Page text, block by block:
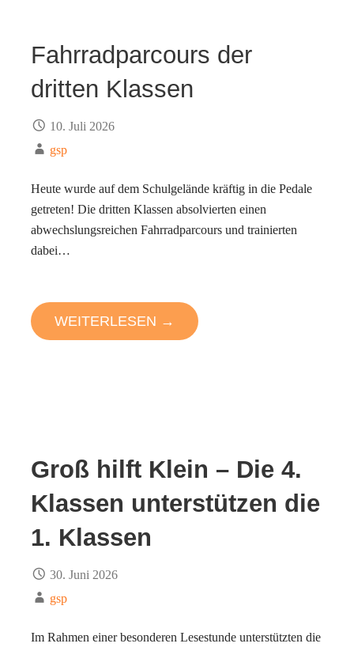
Fahrradparcours der
dritten Klassen
10. Juli 2026
gsp
Heute wurde auf dem Schulgelände kräftig in die Pedale
getreten! Die dritten Klassen absolvierten einen
abwechslungsreichen Fahrradparcours und trainierten
dabei…
WEITERLESEN →
Groß hilft Klein – Die 4.
Klassen unterstützen die
1. Klassen
30. Juni 2026
gsp
Im Rahmen einer besonderen Lesestunde unterstützten die